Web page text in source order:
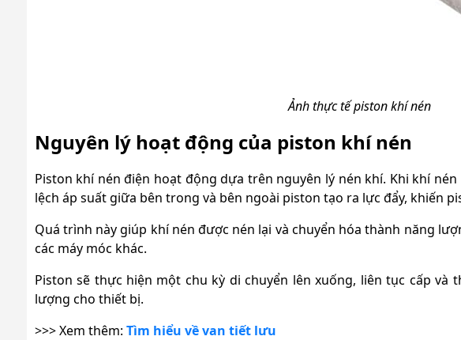
Ảnh thực tế piston khí nén
Nguyên lý hoạt động của piston khí nén
Piston khí nén điện hoạt động dựa trên nguyên lý nén khí. Khi khí
lệch áp suất giữa bên trong và bên ngoài piston tạo ra lực đẩy, khiến
Quá trình này giúp khí nén được nén lại và chuyển hóa thành năng
các máy móc khác.
Piston sẽ thực hiện một chu kỳ di chuyển lên xuống, liên tục cấp và
lượng cho thiết bị.
>>> Xem thêm: Tìm hiểu về van tiết lưu